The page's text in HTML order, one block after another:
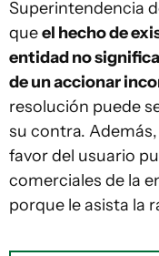
Superintendencia
queel hecho de
entidad no
de un accionar
resolución puede
su contra.
favor del usuario
comerciales de la
porque le asista la